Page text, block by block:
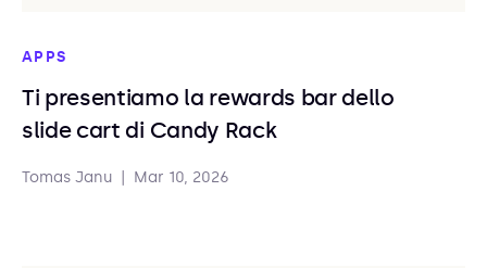
APPS
Ti presentiamo la rewards bar dello
slide cart di Candy Rack
Tomas Janu Mar 10, 2026